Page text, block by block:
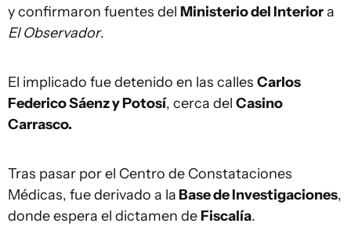
y confirmaron fuentes del Ministerio del Interiora
El Observador.
El implicado fue detenido en las calles Carlos
Federico Sáenz y Potosí, cerca del Casino
Carrasco.
Tras pasar por el Centro de Constataciones
Médicas, fue derivado a la Base de Investigaciones,
donde espera el dictamen de Fiscalía.